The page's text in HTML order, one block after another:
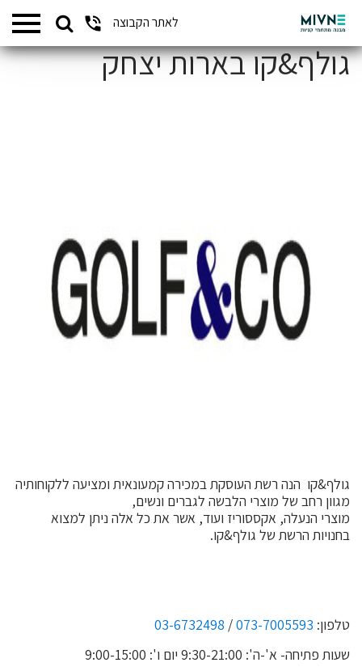
לאתר הקבוצהSearch
המתחמים שלנו
גולף&קו בארות יצחק
גולף&קו הנה רשת העוסקת במכירה קמעונאית ומציעה ללקוחותיה
מגוון רחב של מוצרי הלבשה לגברים ונשים,
מוצרי הנעלה, אקססוריז ועוד, אשר את כל אלה ניתן למצוא
בחנויות הרשת של גולף&קו.
טלפון: 073-7005593
/
03-6732498
שעות פתיחה- א'-ה': 9:30-21:00 יום ו': 9:00-15:00